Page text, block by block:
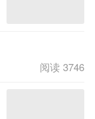
阅读 3746